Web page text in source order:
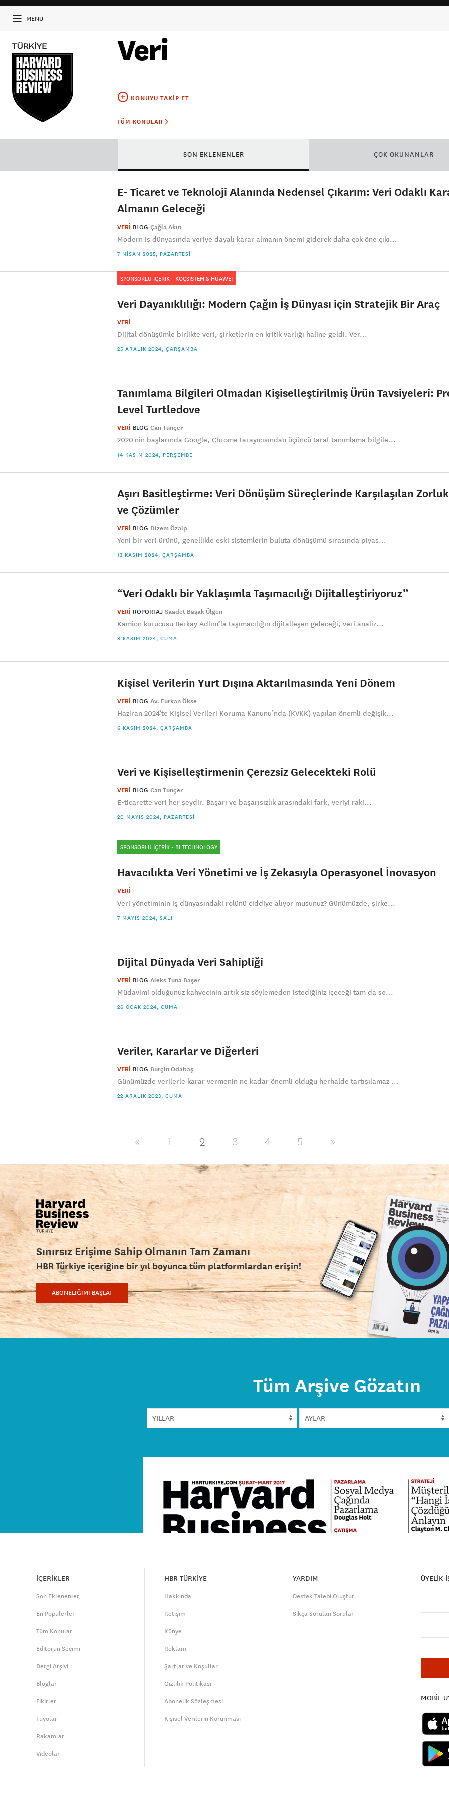
MENÜ
Veri
KONUYU TAKIP ET
TÜM KONULAR
SON EKLENENLER ÇOK OKUNANLAR
E- Ticaret ve Teknoloji Alanında Nedensel Çıkarım: Veri Odaklı
Almanın Geleceği
VERİ BLOG Çağla Akın
Modern iş dünyasında veriye dayalı karar almanın önemi giderek daha çok öne çıkı...
7 NISAN 2025, PAZARTESI
SPONSORLU İÇERİK - KOÇSİSTEM & HUAWEI
Veri Dayanıklılığı: Modern Çağın İş Dünyası için Stratejik Bir Araç
VERİ
Dijital dönüşümle birlikte veri, şirketlerin en kritik varlığı haline geldi. Ver...
25 ARALIK 2024, ÇARŞAMBA
Tanımlama Bilgileri Olmadan Kişiselleştirilmiş Ürün Tavsiyeleri:
Level Turtledove
VERİ BLOG Can Tunçer
2020'nin başlarında Google, Chrome tarayıcısından üçüncü taraf tanımlama bilgile...
14 KASIM 2024, PERŞEMBE
Aşırı Basitleştirme: Veri Dönüşüm Süreçlerinde Karşılaşılan
ve Çözümler
VERİ BLOG Dizem Özalp
Yeni bir veri ürünü, genellikle eski sistemlerin buluta dönüşümü sırasında piyas...
13 KASIM 2024, ÇARŞAMBA
“Veri Odaklı bir Yaklaşımla Taşımacılığı Dijitalleştiriyoruz”
VERİ ROPORTAJ Saadet Başak Ülgen
Kamion kurucusu Berkay Adlım’la taşımacılığın dijitalleşen geleceği, veri analiz...
8 KASIM 2024, CUMA
Kişisel Verilerin Yurt Dışına Aktarılmasında Yeni Dönem
VERİ BLOG Av. Furkan Ökse
Haziran 2024’te Kişisel Verileri Koruma Kanunu’nda (KVKK) yapılan önemli değişik...
6 KASIM 2024, ÇARŞAMBA
Veri ve Kişiselleştirmenin Çerezsiz Gelecekteki Rolü
VERİ BLOG Can Tunçer
E-ticarette veri her şeydir. Başarı ve başarısızlık arasındaki fark, veriyi raki...
20 MAYIS 2024, PAZARTESI
SPONSORLU İÇERİK - BI TECHNOLOGY
Havacılıkta Veri Yönetimi ve İş Zekasıyla Operasyonel İnovasyon
VERİ
Veri yönetiminin iş dünyasındaki rolünü ciddiye alıyor musunuz? Günümüzde, şirke...
7 MAYIS 2024, SALI
Dijital Dünyada Veri Sahipliği
VERİ BLOG Aleks Tuna Başer
Müdavimi olduğunuz kahvecinin artık siz söylemeden istediğiniz içeceği tam da se...
26 OCAK 2024, CUMA
Veriler, Kararlar ve Diğerleri
VERİ BLOG Burçin Odabaş
Günümüzde verilerle karar vermenin ne kadar önemli olduğu herhalde tartışılamaz ...
22 ARALIK 2023, CUMA
« 1 2 3 4 5 »
Sınırsız Erişime Sahip Olmanın Tam Zamanı
HBR Türkiye içeriğine bir yıl boyunca tüm platformlardan erişin!
ABONELİĞİMİ BAŞLAT
Tüm Arşive Gözatın
İÇERİKLER
Son Eklenenler
En Popülerler
Tüm Konular
Editörün Seçimi
Dergi Arşivi
Bloglar
Fikirler
Tüyolar
Rakamlar
Videolar
HBR TÜRKİYE
Hakkında
İletişim
Künye
Reklam
Şartlar ve Koşullar
Gizlilik Politikası
Abonelik Sözleşmesi
Kişisel Verilerin Korunması
YARDIM
Destek Talebi Oluştur
Sıkça Sorulan Sorular
ÜYELİK
MOBİL